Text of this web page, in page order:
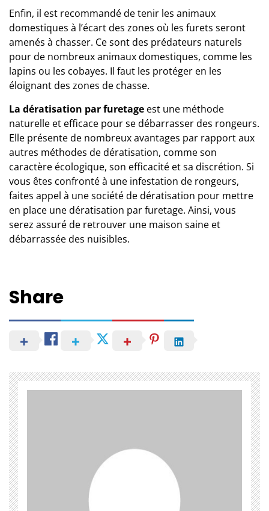
Enfin, il est recommandé de tenir les animaux
domestiques à l’écart des zones où les furets seront
amenés à chasser. Ce sont des prédateurs naturels
pour de nombreux animaux domestiques, comme les
lapins ou les cobayes. Il faut les protéger en les
éloignant des zones de chasse.
La dératisation par furetage est une méthode
naturelle et efficace pour se débarrasser des rongeurs.
Elle présente de nombreux avantages par rapport aux
autres méthodes de dératisation, comme son
caractère écologique, son efficacité et sa discrétion. Si
vous êtes confronté à une infestation de rongeurs,
faites appel à unesociété de dératisation pour mettre
en place une dératisation par furetage. Ainsi, vous
serez assuré de retrouver une maison saine et
débarrassée des nuisibles.
Share